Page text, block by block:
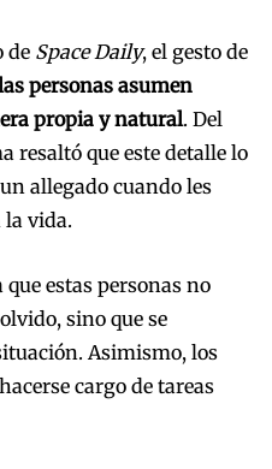
de Space Daily, el gesto de
personas asumen
propia y natural. Del
resaltó que este detalle lo
allegado cuando les
la vida.
estas personas no
sino que se
Asimismo, los
cargo de tareas